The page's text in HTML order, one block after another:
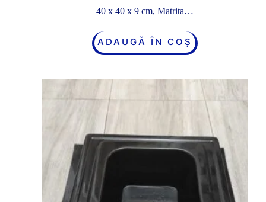
40 x 40 x 9 cm, Matrita…
ADAUGĂ ÎN COȘ